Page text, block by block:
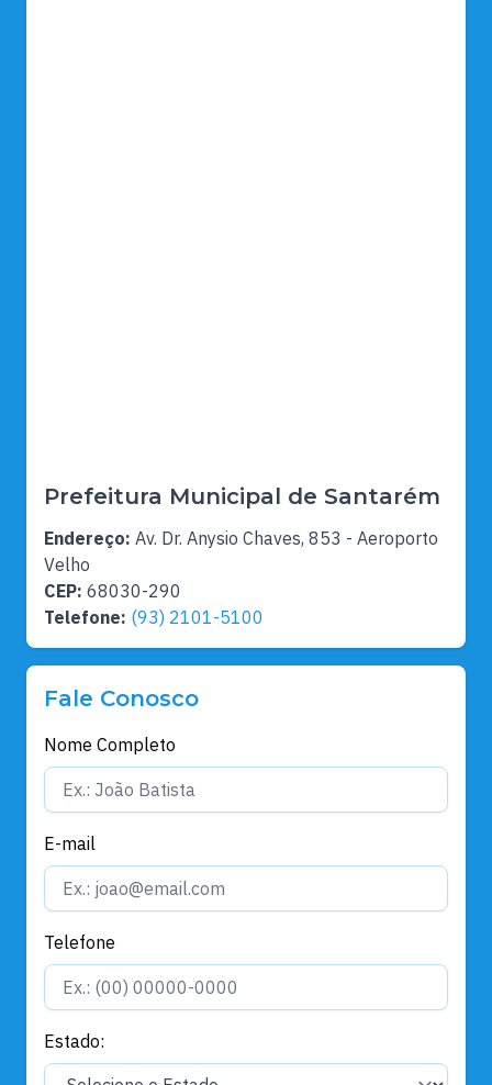
Prefeitura Municipal de Santarém
Endereço: Av. Dr. Anysio Chaves, 853 - Aeroporto
Velho
CEP: 68030-290
Telefone: (93) 2101-5100
Fale Conosco
Nome Completo
E-mail
Telefone
Estado: